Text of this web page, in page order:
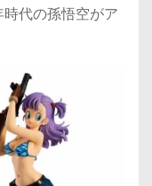
代の孫悟空がア